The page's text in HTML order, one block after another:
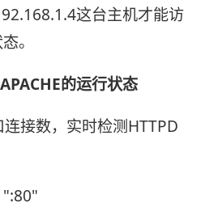
这台主机才能访
。
的运行状态
接数，实时检测HTTPD